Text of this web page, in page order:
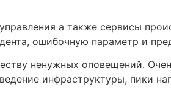
а также сервисы
ошибочную параметр и
ненужных оповещений.
инфраструктуры, пики